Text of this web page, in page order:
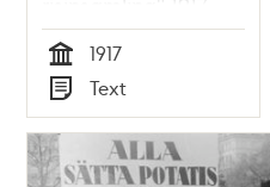
Tid
1917
Typ
Text